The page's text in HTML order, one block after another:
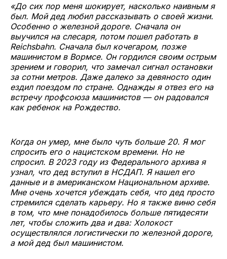
«До сих пор меня шокирует, насколько наивным я
был. Мой дед любил рассказывать о своей жизни.
Особенно о железной дороге. Сначала он
выучился на слесаря, потом пошел работать в
Reichsbahn. Сначала был кочегаром, позже
машинистом в Вормсе. Он гордился своим острым
зрением и говорил, что замечал сигнал остановки
за сотни метров. Даже далеко за девяносто один
ездил поездом по стране. Однажды я отвез его на
встречу профсоюза машинистов — он радовался
как ребенок на Рождество.
Когда он умер, мне было чуть больше 20. Я мог
спросить его о нацистском времени. Но не
спросил. В 2023 году из Федерального архива я
узнал, что дед вступил в НСДАП. Я нашел его
данные и в американском Национальном архиве.
Мне очень хочется убеждать себя, что дед просто
стремился сделать карьеру. Но я также виню себя
в том, что мне понадобилось больше пятидесяти
лет, чтобы сложить два и два: Холокост
осуществлялся логистически по железной дороге,
а мой дед был машинистом.